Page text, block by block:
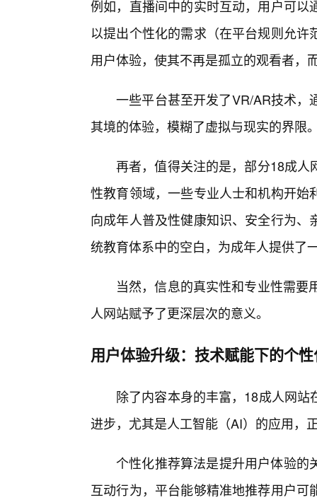
例如，直播间中的实时互动，用户可
以提出个性化的需求（在平台规则允
用户体验，使其不再是孤立的观看者，
一些平台甚至开发了VR/AR技术
其境的体验，模糊了虚拟与现实的界限
再者，值得关注的是，部分18成
性教育领域，一些专业人士和机构开
向成年人普及性健康知识、安全行为
统教育体系中的空白，为成年人提供了
当然，信息的真实性和专业性需
人网站赋予了更深层次的意义。
用户体验升级：技术赋能下的个
除了内容本身的丰富，18成人网
进步，尤其是人工智能（AI）的应用，
个性化推荐算法是提升用户体验的
互动行为，平台能够精准地推荐用户